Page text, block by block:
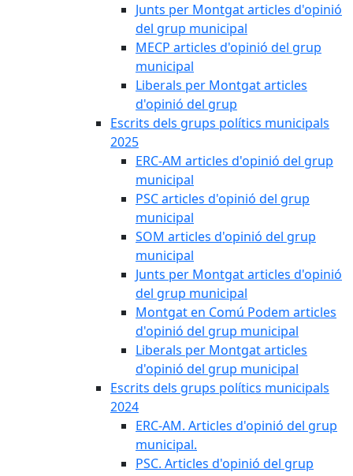
Junts per Montgat articles d'opinió
del grup municipal
MECP articles d'opinió del grup
municipal
Liberals per Montgat articles
d'opinió del grup
Escrits dels grups polítics municipals
2025
ERC-AM articles d'opinió del grup
municipal
PSC articles d'opinió del grup
municipal
SOM articles d'opinió del grup
municipal
Junts per Montgat articles d'opinió
del grup municipal
Montgat en Comú Podem articles
d'opinió del grup municipal
Liberals per Montgat articles
d'opinió del grup municipal
Escrits dels grups polítics municipals
2024
ERC-AM. Articles d'opinió del grup
municipal.
PSC. Articles d'opinió del grup